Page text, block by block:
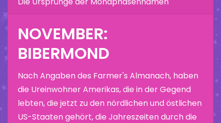
NOVEMBER:
BIBERMOND
Nach Angaben des Farmer's Almanach, haben
die Ureinwohner Amerikas, die in der Gegend
lebten, die jetzt zu den nördlichen und östlichen
US-Staaten gehört, die Jahreszeiten durch die